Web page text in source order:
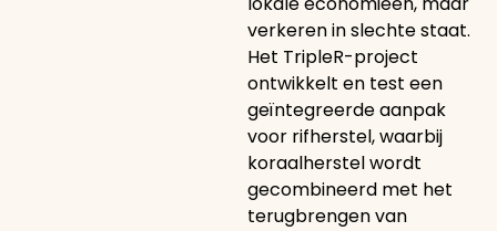
verkeren in slechte staat.
Het TripleR-project
ontwikkelt en test een
geïntegreerde aanpak
voor rifherstel, waarbij
koraalherstel wordt
gecombineerd met het
terugbrengen van